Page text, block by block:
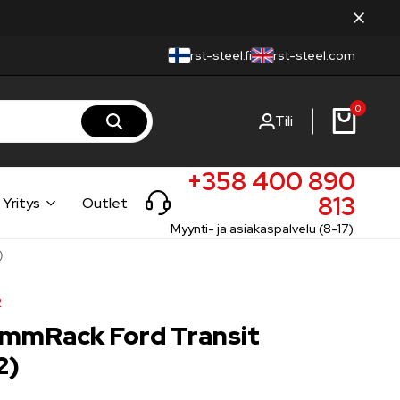
rst-steel.fi rst-steel.com
Tili
0
Yritys Outlet
+358 400 890
813
Myynti- ja asiakaspalvelu (8-17)
Ford Transit